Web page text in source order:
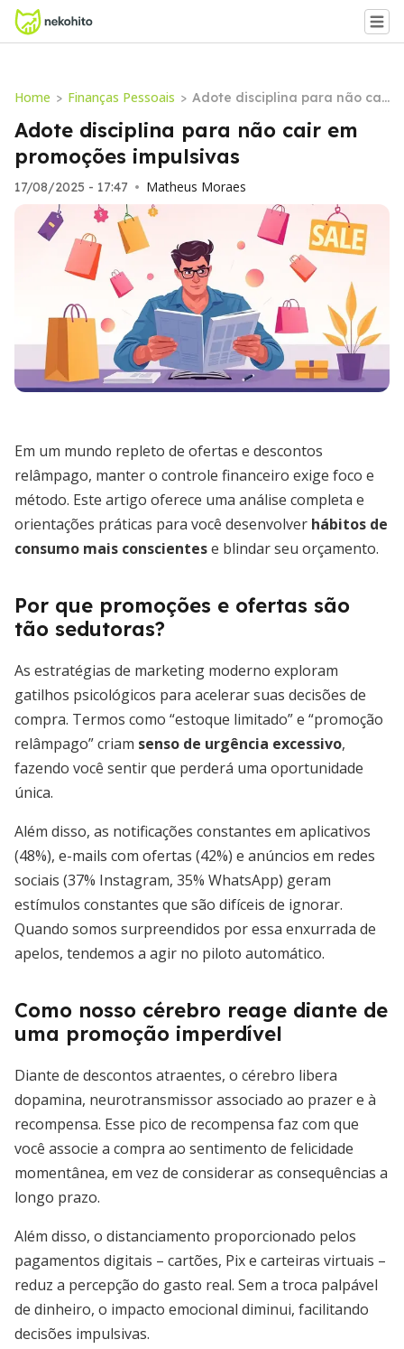
Home > Finanças Pessoais > Adote disciplina para não cai
r em promoções impulsivas
Adote disciplina para não cair em
promoções impulsivas
17/08/2025 - 17:47 • Matheus Moraes
Em um mundo repleto de ofertas e descontos
relâmpago, manter o controle financeiro exige foco e
método. Este artigo oferece uma análise completa e
orientações práticas para você desenvolver hábitos de
consumo mais conscientese blindar seu orçamento.
Por que promoções e ofertas são
tão sedutoras?
As estratégias de marketing moderno exploram
gatilhos psicológicos para acelerar suas decisões de
compra. Termos como “estoque limitado” e “promoção
relâmpago” criam senso de urgência excessivo,
fazendo você sentir que perderá uma oportunidade
única.
Além disso, as notificações constantes em aplicativos
(48%), e-mails com ofertas (42%) e anúncios em redes
sociais (37% Instagram, 35% WhatsApp) geram
estímulos constantes que são difíceis de ignorar.
Quando somos surpreendidos por essa enxurrada de
apelos, tendemos a agir no piloto automático.
Como nosso cérebro reage diante de
uma promoção imperdível
Diante de descontos atraentes, o cérebro libera
dopamina, neurotransmissor associado ao prazer e à
recompensa. Esse pico de recompensa faz com que
você associe a compra ao sentimento de felicidade
momentânea, em vez de considerar as consequências a
longo prazo.
Além disso, o distanciamento proporcionado pelos
pagamentos digitais – cartões, Pix e carteiras virtuais –
reduz a percepção do gasto real. Sem a troca palpável
de dinheiro, o impacto emocional diminui, facilitando
decisões impulsivas.